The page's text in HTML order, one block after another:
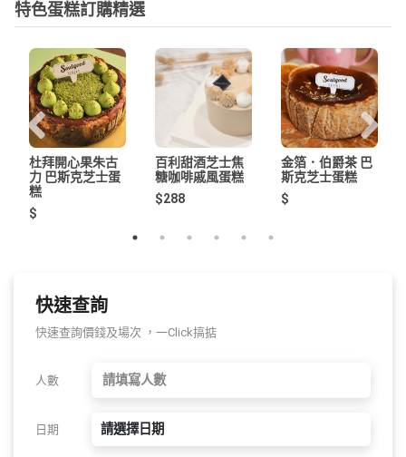
特色蛋糕訂購精選
杜拜開心果朱古
力 巴斯克芝士蛋
糕
$
百利甜酒芝士焦
糖咖啡戚風蛋糕
$288
金箔．伯爵茶 巴
斯克芝士蛋糕
$
快速查詢
快速查詢價錢及場次 ，一Click搞掂
人數
日期 請選擇日期